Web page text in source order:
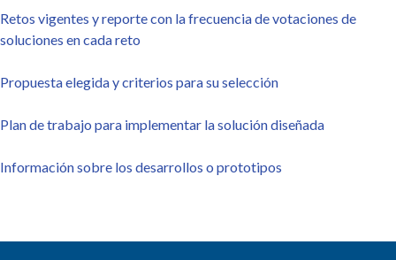
Retos vigentes y reporte con la frecuencia de votaciones de
soluciones en cada reto
Propuesta elegida y criterios para su selección
Plan de trabajo para implementar la solución diseñada
Información sobre los desarrollos o prototipos